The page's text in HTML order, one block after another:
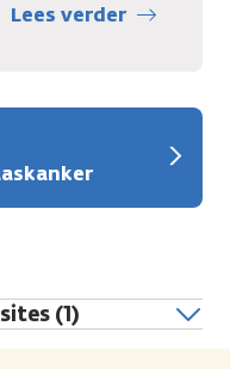
Lees verder
(1)